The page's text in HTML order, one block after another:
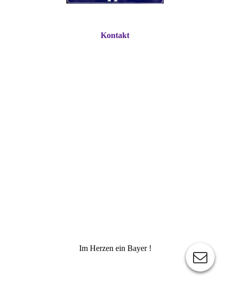
Kontakt
Im Herzen ein Bayer !